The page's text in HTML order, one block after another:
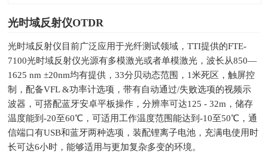
光时域反射仪OTDR
光时域反射仪目前广泛应用于光纤测试领域，TTI提供的FTE-
7100光时域反射仪光源有多模激光或者单模激光，波长从850—
1625 nm ±20nm均有提供，33分贝动态范围，1米死区，触屏控
制，配备VFL &功率计选项，带有自动通过/失败选项的视频示
波器，可搭配蓝牙安卓平板操作，分辨率可达125 - 32m，储存
温度能到-20至60℃，可适用工作温度范围能达到-10至50℃，通
信端口有USB和蓝牙两种选项，装配锂离子电池，充满电使用时
长可达6小时，能够适用与更加复杂多变的环境。